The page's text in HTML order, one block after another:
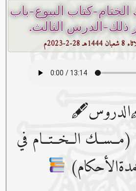
كتاب البيوع-باب
ذلك-الدرس الثالث.
28-2-2023م
الــخــتــام في